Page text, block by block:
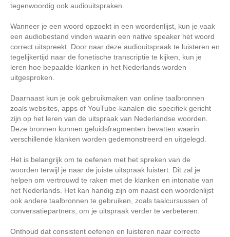
tegenwoordig ook audiouitspraken.
Wanneer je een woord opzoekt in een woordenlijst, kun je vaak
een audiobestand vinden waarin een native speaker het woord
correct uitspreekt. Door naar deze audiouitspraak te luisteren en
tegelijkertijd naar de fonetische transcriptie te kijken, kun je
leren hoe bepaalde klanken in het Nederlands worden
uitgesproken.
Daarnaast kun je ook gebruikmaken van online taalbronnen
zoals websites, apps of YouTube-kanalen die specifiek gericht
zijn op het leren van de uitspraak van Nederlandse woorden.
Deze bronnen kunnen geluidsfragmenten bevatten waarin
verschillende klanken worden gedemonstreerd en uitgelegd.
Het is belangrijk om te oefenen met het spreken van de
woorden terwijl je naar de juiste uitspraak luistert. Dit zal je
helpen om vertrouwd te raken met de klanken en intonatie van
het Nederlands. Het kan handig zijn om naast een woordenlijst
ook andere taalbronnen te gebruiken, zoals taalcursussen of
conversatiepartners, om je uitspraak verder te verbeteren.
Onthoud dat consistent oefenen en luisteren naar correcte